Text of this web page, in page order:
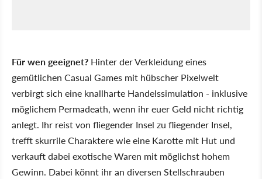
Für wen geeignet? Hinter der Verkleidung eines
gemütlichen Casual Games mit hübscher Pixelwelt
verbirgt sich eine knallharte Handelssimulation - inklusive
möglichem Permadeath, wenn ihr euer Geld nicht richtig
anlegt. Ihr reist von fliegender Insel zu fliegender Insel,
trefft skurrile Charaktere wie eine Karotte mit Hut und
verkauft dabei exotische Waren mit möglichst hohem
Gewinn. Dabei könnt ihr an diversen Stellschrauben